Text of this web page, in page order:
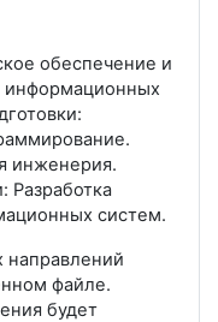
обеспечение и
информационных
инженерия.
Разработка
систем.
направлений
файле.
будет